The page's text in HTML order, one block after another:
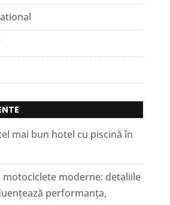
mai bun hotel cu piscină în
motociclete moderne: detaliile
performanța,